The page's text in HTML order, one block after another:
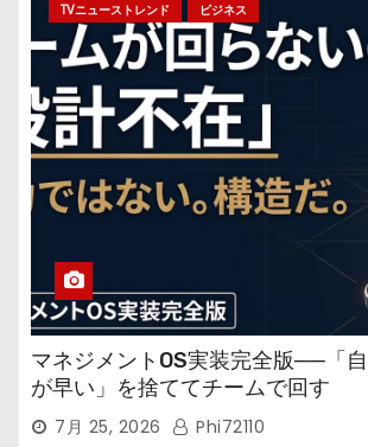
TVニューストレンド ビジネス
マネジメントOS実装完全版──「
が早い」を捨ててチームで回す
7月 25, 2026 Phi72110